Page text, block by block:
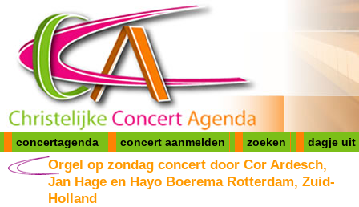
concertagenda concert aanmelden zoeken dagje uit
Orgel op zondag concert door Cor Ardesch,
Jan Hage en Hayo Boerema Rotterdam, Zuid-
Holland